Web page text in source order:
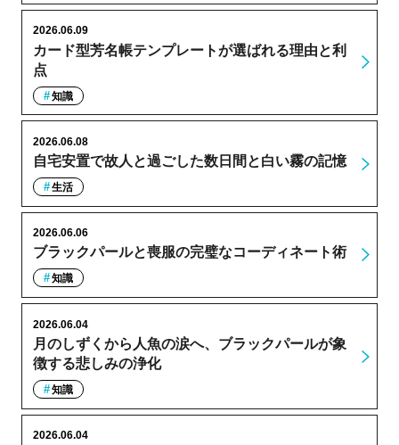
カード型芳名帳テンプレートが選ばれる理由と利
点
2026.06.09
知識
自宅安置で故人と過ごした数日間と白い霧の記憶
2026.06.08
生活
ブラックパールと喪服の完璧なコーディネート術
2026.06.06
知識
月のしずくから人魚の涙へ、ブラックパールが象
徴する悲しみの浄化
2026.06.04
知識
2026.06.04